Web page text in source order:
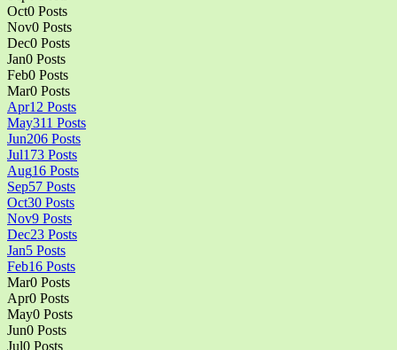
Oct0 Posts
Nov0 Posts
Dec0 Posts
Jan0 Posts
Feb0 Posts
Mar0 Posts
Apr12 Posts
May311 Posts
Jun206 Posts
Jul173 Posts
Aug16 Posts
Sep57 Posts
Oct30 Posts
Nov9 Posts
Dec23 Posts
Jan5 Posts
Feb16 Posts
Mar0 Posts
Apr0 Posts
May0 Posts
Jun0 Posts
Jul0 Posts